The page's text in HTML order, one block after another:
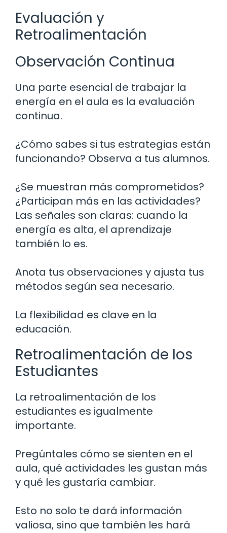
Evaluación y
Retroalimentación
Observación Continua
Una parte esencial de trabajar la
energía en el aula es la evaluación
continua.
¿Cómo sabes si tus estrategias están
funcionando? Observa a tus alumnos.
¿Se muestran más comprometidos?
¿Participan más en las actividades?
Las señales son claras: cuando la
energía es alta, el aprendizaje
también lo es.
Anota tus observaciones y ajusta tus
métodos según sea necesario.
La flexibilidad es clave en la
educación.
Retroalimentación de los
Estudiantes
La retroalimentación de los
estudiantes es igualmente
importante.
Pregúntales cómo se sienten en el
aula, qué actividades les gustan más
y qué les gustaría cambiar.
Esto no solo te dará información
valiosa, sino que también les hará